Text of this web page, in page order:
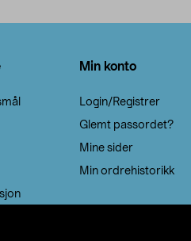
Min konto
Login/Registrer
Glemt passordet?
Mine sider
Min ordrehistorikk